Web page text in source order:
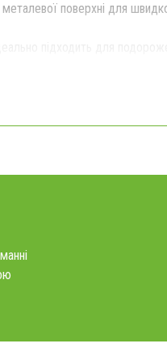
поверхні для
підходить для подорожей,